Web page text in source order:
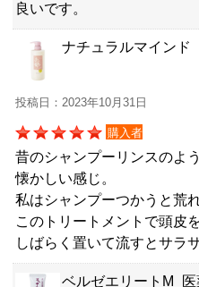
良いです。
ナチュラルマイン
投稿日：2023年10月31日
購入者
昔のシャンプーリンスのよ
懐かしい感じ。
私はシャンプーつかうと荒
このトリートメントで頭皮
しばらく置いて流すとサラ
ベルゼエリートM_